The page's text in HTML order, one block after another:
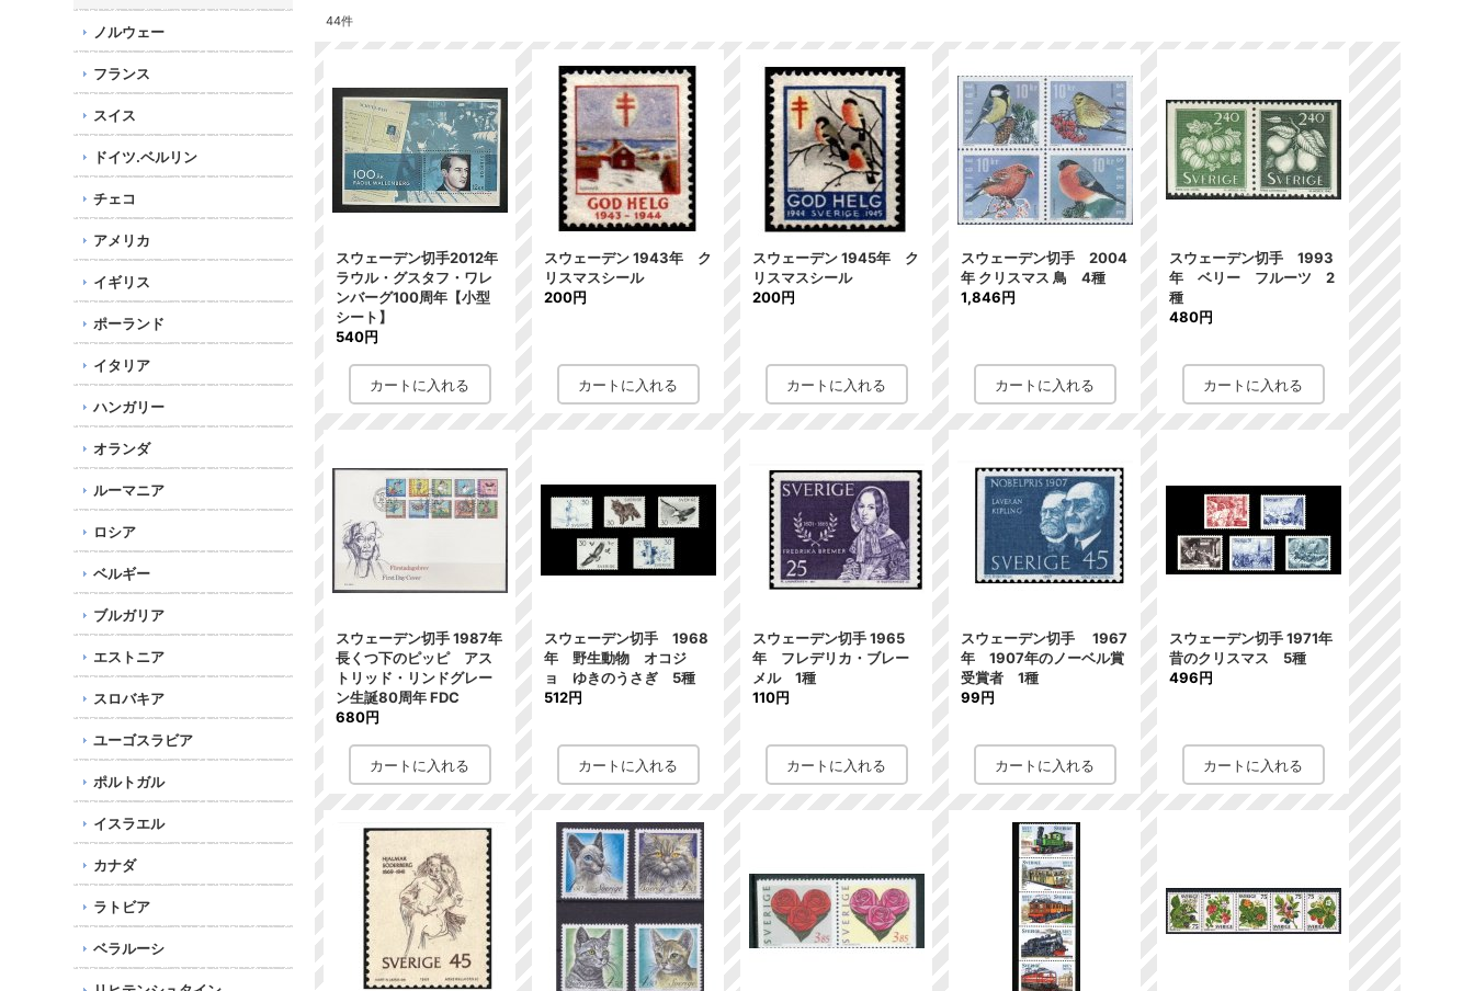
ノルウェー
フランス
スイス
ドイツ.ベルリン
チェコ
アメリカ
イギリス
ポーランド
イタリア
ハンガリー
オランダ
ルーマニア
ロシア
ベルギー
ブルガリア
エストニア
スロバキア
ユーゴスラビア
ポルトガル
イスラエル
カナダ
ラトビア
ベラルーシ
44件
スウェーデン切手2012年
ラウル・グスタフ・ワレ
ンバーグ100周年【小型
シート】
540円
スウェーデン 1943年 ク
リスマスシール
200円
スウェーデン 1945年 ク
リスマスシール
200円
スウェーデン切手 2004
年 クリスマス 鳥 4種
1,846円
スウェーデン切手 1993
年 ベリー フルーツ 2
種
480円
スウェーデン切手 1987年
長くつ下のピッピ アス
トリッド・リンドグレー
ン生誕80周年 FDC
680円
スウェーデン切手 1968
年 野生動物 オコジ
ョ ゆきのうさぎ 5種
512円
スウェーデン切手 1965
年 フレデリカ・ブレー
メル 1種
110円
スウェーデン切手 1967
年 1907年のノーベル賞
受賞者 1種
99円
スウェーデン切手 1971年
昔のクリスマス 5種
496円